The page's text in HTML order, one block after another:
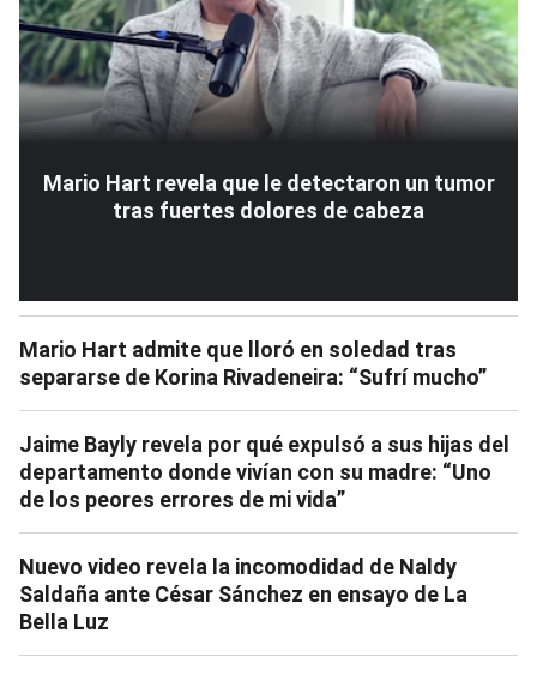
Mario Hart revela que le detectaron un tumor
tras fuertes dolores de cabeza
Mario Hart admite que lloró en soledad tras
separarse de Korina Rivadeneira: “Sufrí mucho”
Jaime Bayly revela por qué expulsó a sus hijas del
departamento donde vivían con su madre: “Uno
de los peores errores de mi vida”
Nuevo video revela la incomodidad de Naldy
Saldaña ante César Sánchez en ensayo de La
Bella Luz